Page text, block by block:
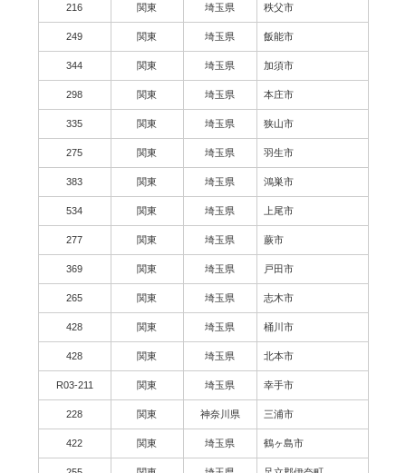
216 関東 埼玉県 秩父市
249 関東 埼玉県 飯能市
344 関東 埼玉県 加須市
298 関東 埼玉県 本庄市
335 関東 埼玉県 狭山市
275 関東 埼玉県 羽生市
383 関東 埼玉県 鴻巣市
534 関東 埼玉県 上尾市
277 関東 埼玉県 蕨市
369 関東 埼玉県 戸田市
265 関東 埼玉県 志木市
428 関東 埼玉県 桶川市
428 関東 埼玉県 北本市
R03-211 関東 埼玉県 幸手市
228 関東 神奈川県 三浦市
422 関東 埼玉県 鶴ヶ島市